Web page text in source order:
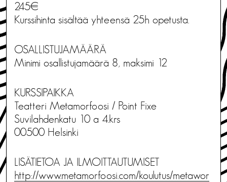
245€
Kurssihinta sisältää yhteensä 25h opetusta.
OSALLISTUJAMÄÄRÄ
Minimi osallistujamäärä 8, maksimi 12
KURSSIPAIKKA
Teatteri Metamorfoosi / Point Fixe
Suvilahdenkatu 10 a 4.krs
00500 Helsinki
LISÄTIETOA JA ILMOITTAUTUMISET
http://www.metamorfoosi.com/koulutus/metawor